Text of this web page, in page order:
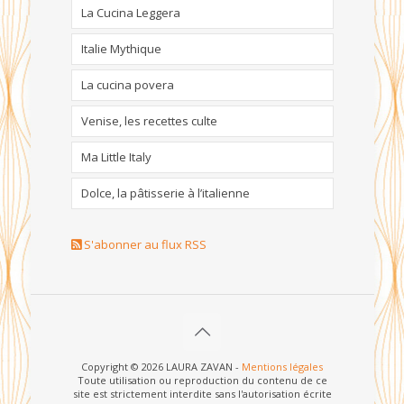
La Cucina Leggera
Italie Mythique
La cucina povera
Venise, les recettes culte
Ma Little Italy
Dolce, la pâtisserie à l’italienne
S'abonner au flux RSS
Copyright © 2026 LAURA ZAVAN - Mentions légales
Toute utilisation ou reproduction du contenu de ce
site est strictement interdite sans l'autorisation écrite